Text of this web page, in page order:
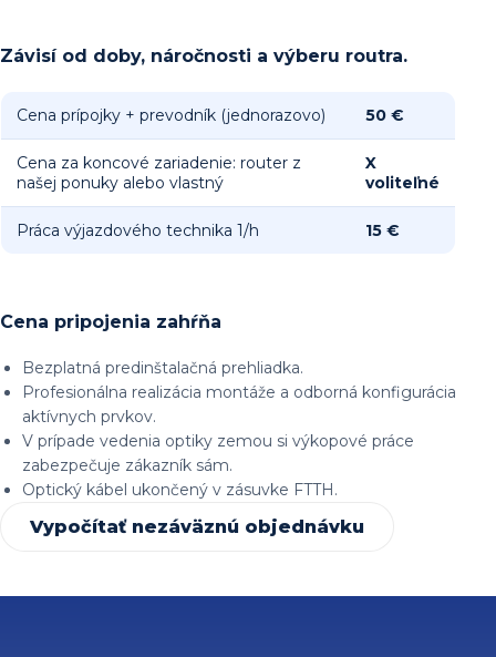
Závisí od doby, náročnosti a výberu routra.
Cena prípojky + prevodník (jednorazovo) 50 €
Cena za koncové zariadenie: router z
našej ponuky alebo vlastný
X
voliteľné
Práca výjazdového technika 1/h 15 €
Cena pripojenia zahŕňa
Bezplatná predinštalačná prehliadka.
Profesionálna realizácia montáže a odborná konfigurácia
aktívnych prvkov.
V prípade vedenia optiky zemou si výkopové práce
zabezpečuje zákazník sám.
Optický kábel ukončený v zásuvke FTTH.
Vypočítať nezáväznú objednávku